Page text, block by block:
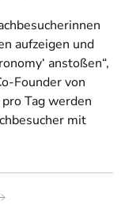
aufzeigen und
anstoßen“,
Founder von
Tag werden
mit